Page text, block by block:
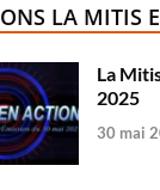
LA MITIS
La
2025
30 mai